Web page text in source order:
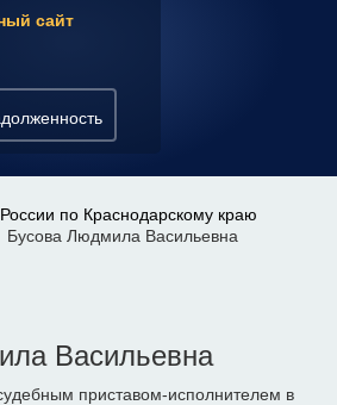
сайт
по Краснодарскому краю
Бусова Людмила Васильевна
Васильевна
приставом-исполнителем в